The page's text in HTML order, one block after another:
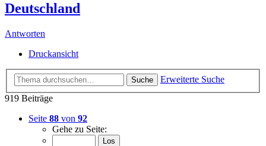
Deutschland
Antworten
Druckansicht
Suche
Erweiterte Suche
919 Beiträge
Seite 88 von 92
Gehe zu Seite: